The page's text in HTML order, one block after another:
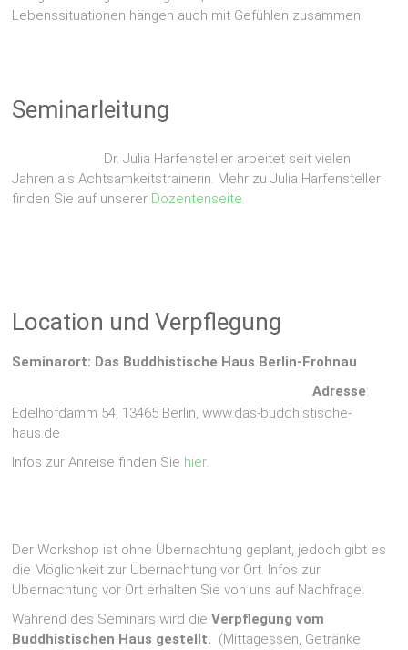
Lebenssituationen hängen auch mit Gefühlen zusammen.
Seminarleitung
Dr. Julia Harfensteller arbeitet seit vielen
Jahren als Achtsamkeitstrainerin. Mehr zu Julia Harfensteller
finden Sie auf unserer Dozentenseite.
Location und Verpflegung
Seminarort: Das Buddhistische Haus Berlin-Frohnau
Adresse:
Edelhofdamm 54, 13465 Berlin, www.das-buddhistische-
haus.de
Infos zur Anreise finden Sie hier.
Der Workshop ist ohne Übernachtung geplant, jedoch gibt es
die Möglichkeit zur Übernachtung vor Ort. Infos zur
Übernachtung vor Ort erhalten Sie von uns auf Nachfrage.
Während des Seminars wird dieVerpflegung vom
Buddhistischen Haus gestellt. (Mittagessen, Getränke